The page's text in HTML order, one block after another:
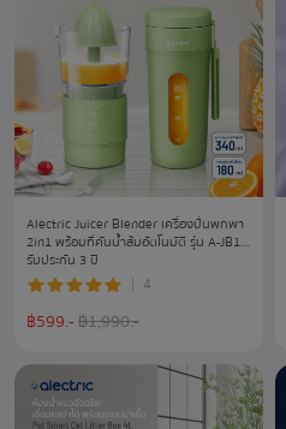
Alectric Juicer Blender เครื่องปั่นพกพา
2in1 พร้อมที่คันน้ำส้มอัตโนมัติ รุ่น A-JB1 -
รับประกัน 3 ปี
4
฿599.-฿1,990.-